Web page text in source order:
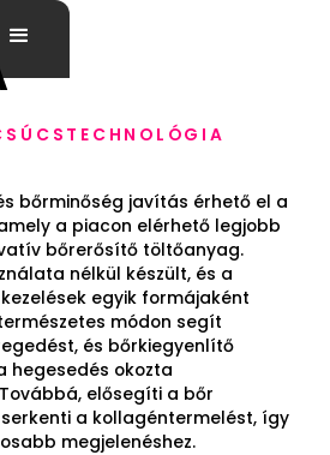
bőrminőség javítás érhető el a
a piacon elérhető legjobb
bőrerősítő töltőanyag.
nélkül készült, és a
egyik formájaként
módon segít
és bőrkiegyenlítő
hegesedés okozta
elősegíti a bőr
a kollagéntermelést, így
megjelenéshez.